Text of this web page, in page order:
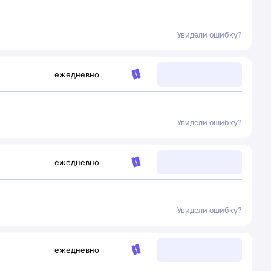
Увидели ошибку?
ежедневно
Увидели ошибку?
ежедневно
Увидели ошибку?
ежедневно